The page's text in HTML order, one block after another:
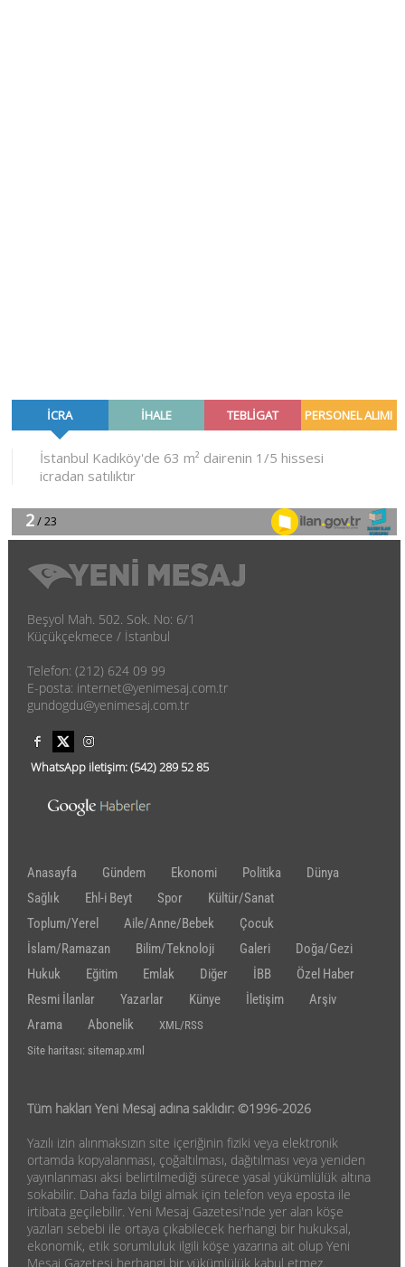
Beşyol Mah. 502. Sok. No: 6/1
Küçükçekmece / İstanbul
Telefon: (212) 624 09 99
E-posta: internet@yenimesaj.com.tr
gundogdu@yenimesaj.com.tr
WhatsApp iletişim:(542)289 52 85
Anasayfa Gündem Ekonomi Politika
Dünya
Sağlık
Ehl-i Beyt Spor
Kültür/Sanat
Toplum/Yerel
Aile/Anne/Bebek
Çocuk
İslam/Ramazan
Bilim/Teknoloji Galeri
Doğa/Gezi
Hukuk
Eğitim Emlak Diğer İBB
Özel Haber
Resmi İlanlar
Yazarlar Künye İletişim
Arşiv
Arama
Abonelik
XML/RSS
Site haritası: sitemap.xml
Tüm hakları Yeni Mesaj adına saklıdır: ©1996-2026
Yazılı izin alınmaksızın site içeriğinin fiziki veya elektronik
ortamda kopyalanması, çoğaltılması, dağıtılması veya yeniden
yayınlanması aksi belirtilmediği sürece yasal yükümlülük altına
sokabilir. Daha fazla bilgi almak için telefon veya eposta ile
irtibata geçilebilir. Yeni Mesaj Gazetesi'nde yer alan köşe
yazıları sebebi ile ortaya çıkabilecek herhangi bir hukuksal,
ekonomik, etik sorumluluk ilgili köşe yazarına ait olup Yeni
Mesaj Gazetesi herhangi bir yükümlülük kabul etmez.